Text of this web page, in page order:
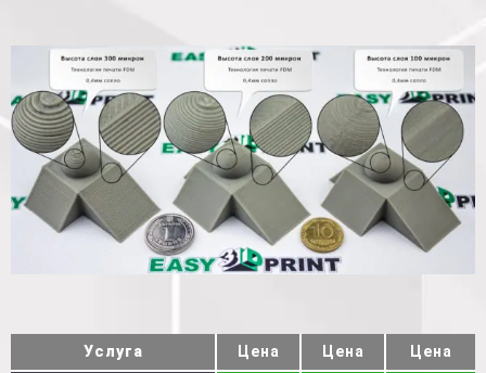
Услуга Цена Цена Цена